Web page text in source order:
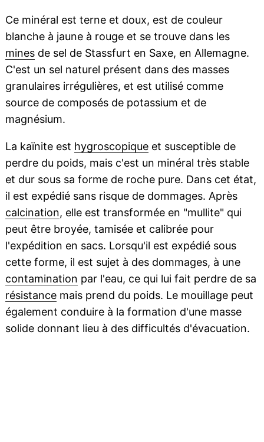
Ce minéral est terne et doux, est de couleur
blanche à jaune à rouge et se trouve dans les
minesde sel de Stassfurt en Saxe, en Allemagne.
C'est un sel naturel présent dans des masses
granulaires irrégulières, et est utilisé comme
source de composés de potassium et de
magnésium.
La kaïnite est hygroscopiqueet susceptible de
perdre du poids, mais c'est un minéral très stable
et dur sous sa forme de roche pure. Dans cet état,
il est expédié sans risque de dommages. Après
calcination, elle est transformée en "mullite" qui
peut être broyée, tamisée et calibrée pour
l'expédition en sacs. Lorsqu'il est expédié sous
cette forme, il est sujet à des dommages, à une
contamination par l'eau, ce qui lui fait perdre de sa
résistancemais prend du poids. Le mouillage peut
également conduire à la formation d'une masse
solide donnant lieu à des difficultés d'évacuation.